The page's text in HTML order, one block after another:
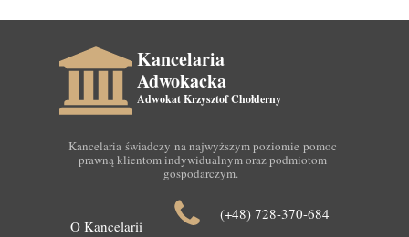
Kancelaria
Adwokacka
Adwokat Krzysztof Chołderny
(+48) 728-370-684
O Kancelarii
Kancelaria świadczy na najwyższym poziomie pomoc
prawną klientom indywidualnym oraz podmiotom
gospodarczym.